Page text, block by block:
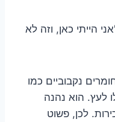
הייתי כאן, וזה לא
נקבוביים כמו
לעץ. הוא נהנה
לכן, פשוט